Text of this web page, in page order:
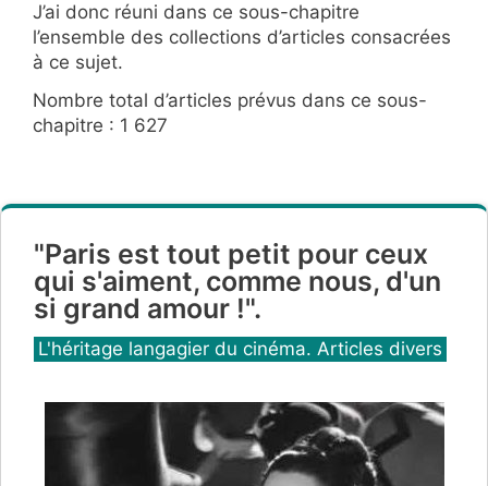
J’ai donc réuni dans ce sous-chapitre
l’ensemble des collections d’articles consacrées
à ce sujet.
Nombre total d’articles prévus dans ce sous-
chapitre : 1 627
"Paris est tout petit pour ceux
qui s'aiment, comme nous, d'un
si grand amour !".
Catégories
L'héritage langagier du cinéma. Articles divers